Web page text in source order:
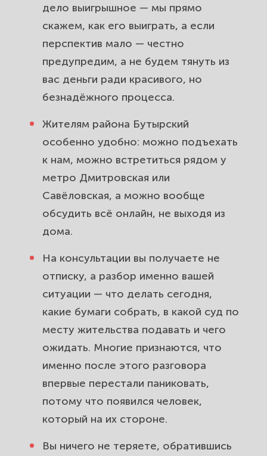
дело выигрышное — мы прямо
скажем, как его выиграть, а если
перспектив мало — честно
предупредим, а не будем тянуть из
вас деньги ради красивого, но
безнадёжного процесса.
Жителям района Бутырский
особенно удобно: можно подъехать
к нам, можно встретиться рядом у
метро Дмитровская или
Савёловская, а можно вообще
обсудить всё онлайн, не выходя из
дома.
На консультации вы получаете не
отписку, а разбор именно вашей
ситуации — что делать сегодня,
какие бумаги собрать, в какой суд по
месту жительства подавать и чего
ожидать. Многие признаются, что
именно после этого разговора
впервые перестали паниковать,
потому что появился человек,
который на их стороне.
Вы ничего не теряете, обратившись